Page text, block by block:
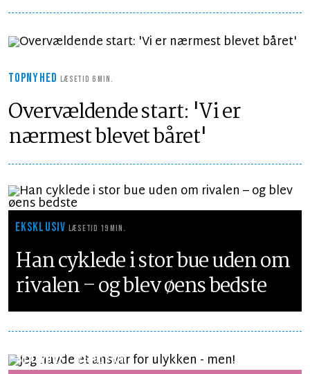
TOPNYHEDLÆSETID 6 MIN.
Overvældende start: 'Vi er
nærmest blevet båret'
EKSKLUSIVLÆSETID 19 MIN.
Han cyklede i stor bue uden om
rivalen – og blev øens bedste
SYNSPUNKT LÆSETID 1 MIN.